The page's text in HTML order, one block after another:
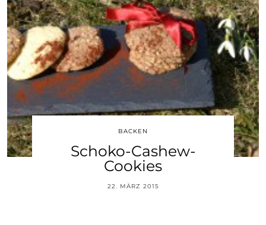
BACKEN
Schoko-Cashew-
Cookies
22. MÄRZ 2015